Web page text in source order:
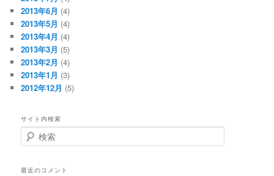
2013年6月 (4)
2013年5月 (4)
2013年4月 (4)
2013年3月 (5)
2013年2月 (4)
2013年1月 (3)
2012年12月 (5)
サイト内検索
検
索
最近のコメント